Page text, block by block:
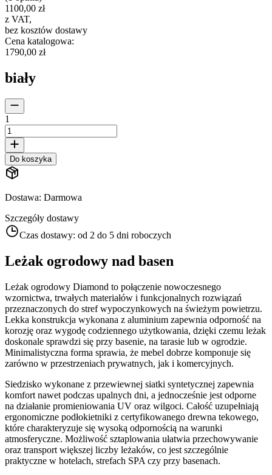
1100,00 zł
z VAT,
bez kosztów dostawy
Cena katalogowa:
1790,00 zł
biały
1
Do koszyka
Dostawa: Darmowa
Szczegóły dostawy
Czas dostawy: od 2 do 5 dni roboczych
Leżak ogrodowy nad basen
Leżak ogrodowy Diamond to połączenie nowoczesnego
wzornictwa, trwałych materiałów i funkcjonalnych rozwiązań
przeznaczonych do stref wypoczynkowych na świeżym powietrzu.
Lekka konstrukcja wykonana z aluminium zapewnia odporność na
korozję oraz wygodę codziennego użytkowania, dzięki czemu leżak
doskonale sprawdzi się przy basenie, na tarasie lub w ogrodzie.
Minimalistyczna forma sprawia, że mebel dobrze komponuje się
zarówno w przestrzeniach prywatnych, jak i komercyjnych.
Siedzisko wykonane z przewiewnej siatki syntetycznej zapewnia
komfort nawet podczas upalnych dni, a jednocześnie jest odporne
na działanie promieniowania UV oraz wilgoci. Całość uzupełniają
ergonomiczne podłokietniki z certyfikowanego drewna tekowego,
które charakteryzuje się wysoką odpornością na warunki
atmosferyczne. Możliwość sztaplowania ułatwia przechowywanie
oraz transport większej liczby leżaków, co jest szczególnie
praktyczne w hotelach, strefach SPA czy przy basenach.